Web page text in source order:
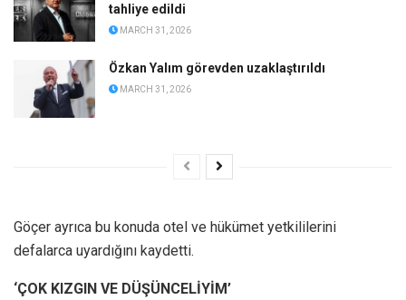
tahliye edildi
MARCH 31, 2026
Özkan Yalım görevden uzaklaştırıldı
MARCH 31, 2026
Göçer ayrıca bu konuda otel ve hükümet yetkililerini
defalarca uyardığını kaydetti.
‘ÇOK KIZGIN VE DÜŞÜNCELİYİM’